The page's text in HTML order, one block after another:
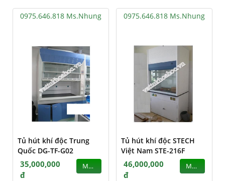
0975.646.818 Ms.Nhung
Tủ hút khí độc Trung
Quốc DG-TF-G02
35,000,000
đ
MUA
0975.646.818 Ms.Nhung
Tủ hút khí độc STECH
Việt Nam STE-216F
46,000,000
đ
MUA